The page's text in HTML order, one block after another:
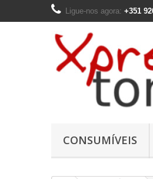
Ligue-nos agora: +351
CONSUMÍVEIS